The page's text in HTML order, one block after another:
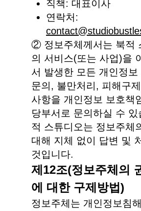
직책: 대표이사
연락처:
② 정보주체께서는 북적
의 서비스(또는 사업)을
서 발생한 모든 개인정보
문의, 불만처리, 피해구
사항을 개인정보 보호책
당부서로 문의하실 수 있
적 스튜디오는 정보주체
대해 지체 없이 답변 및
것입니다.
제12조(정보주체의
에 대한 구제방법)
정보주체는 개인정보침